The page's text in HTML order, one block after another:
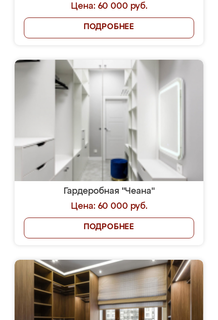
Цена: 60 000 руб.
ПОДРОБНЕЕ
Гардеробная "Чеана"
Цена: 60 000 руб.
ПОДРОБНЕЕ